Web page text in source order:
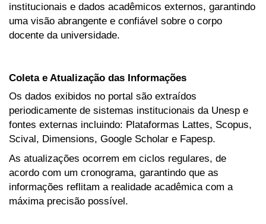
institucionais e dados acadêmicos externos, garantindo
uma visão abrangente e confiável sobre o corpo
docente da universidade.
Coleta e Atualização das Informações
Os dados exibidos no portal são extraídos
periodicamente de sistemas institucionais da Unesp e
fontes externas incluindo: Plataformas Lattes, Scopus,
Scival, Dimensions, Google Scholar e Fapesp.
As atualizações ocorrem em ciclos regulares, de
acordo com um cronograma, garantindo que as
informações reflitam a realidade acadêmica com a
máxima precisão possível.